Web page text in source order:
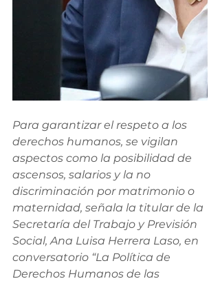
Para garantizar el respeto a los
derechos humanos, se vigilan
aspectos como la posibilidad de
ascensos, salarios y la no
discriminación por matrimonio o
maternidad, señala la titular de la
Secretaría del Trabajo y Previsión
Social, Ana Luisa Herrera Laso, en
conversatorio “La Política de
Derechos Humanos de las